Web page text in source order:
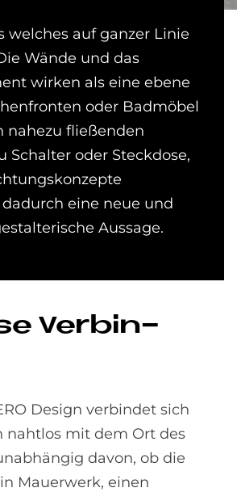
welches auf ganzer Linie
Wände und das
wirken als eine ebene
oder Badmöbel
nahezu fließenden
Schalter oder Steckdose,
eine neue und
Aussage.
Ver­bin­
Design verbindet sich
nahtlos mit dem Ort des
davon, ob die
Mauerwerk, einen